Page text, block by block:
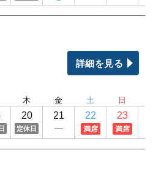
詳細を見る
木
20
定休日
金
21
土
22
満席
日
23
満席